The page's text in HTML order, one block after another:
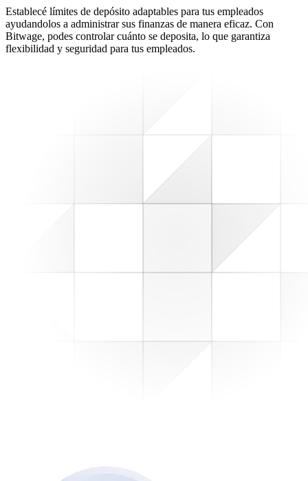
Establecé límites de depósito adaptables para tus empleados
ayudandolos a administrar sus finanzas de manera eficaz. Con
Bitwage, podes controlar cuánto se deposita, lo que garantiza
flexibilidad y seguridad para tus empleados.